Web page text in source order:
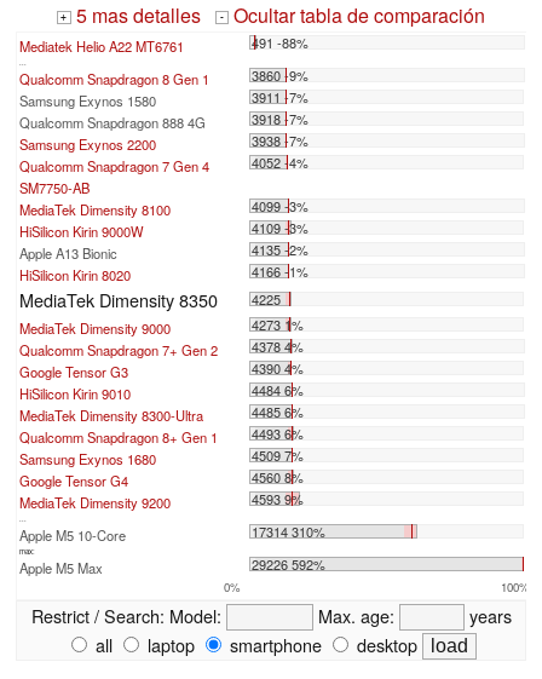
+ 5 mas detalles - Ocultar tabla de comparación
Mediatek Helio A22 MT6761 491 -88%
...
Qualcomm Snapdragon 8 Gen 1
3860 -9%
Samsung Exynos 1580
3911 -7%
Qualcomm Snapdragon 888 4G
3918 -7%
Samsung Exynos 2200
3938 -7%
Qualcomm Snapdragon 7 Gen 4
SM7750-AB
4052 -4%
MediaTek Dimensity 8100
4099 -3%
HiSilicon Kirin 9000W
4109 -3%
Apple A13 Bionic
4135 -2%
HiSilicon Kirin 8020
4166 -1%
MediaTek Dimensity 8350
4225
MediaTek Dimensity 9000
4273 1%
Qualcomm Snapdragon 7+ Gen 2
4378 4%
Google Tensor G3
4390 4%
HiSilicon Kirin 9010
4484 6%
MediaTek Dimensity 8300-Ultra
4485 6%
Qualcomm Snapdragon 8+ Gen 1
4493 6%
Samsung Exynos 1680
4509 7%
Google Tensor G4
4560 8%
MediaTek Dimensity 9200
4593 9%
...
Apple M5 10-Core 17314 310%
max:
Apple M5 Max 29226 592%
0% 100%
Restrict / Search: Model: Max. age:
years
all
laptop smartphone desktop